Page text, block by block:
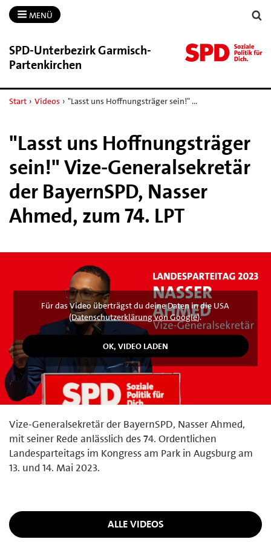
MENÜ
SPD-​Unterbezirk Garmisch-​
Partenkirchen
Start › Videos › "Lasst uns Hoffnungsträger sein!" …
"Lasst uns Hoffnungsträger
sein!" Vize-Generalsekretär
der BayernSPD, Nasser
Ahmed, zum 74. LPT
Für das Video überträgst du deine Daten in die USA
(Datenschutzerklärung von Google).
Vize-Generalsekretär der BayernSPD, Nasser Ahmed,
mit seiner Rede anlässlich des 74. Ordentlichen
Landesparteitags im Kongress am Park in Augsburg am
13. und 14. Mai 2023.
ALLE VIDEOS